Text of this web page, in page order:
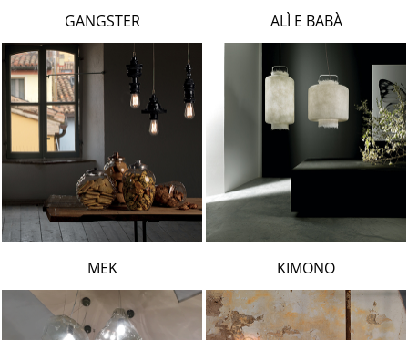
PORSCHE
CATELLANI & SMITH
VIABIZZUNO
ALÌ E BABÀ
GANGSTER
KIMONO
MEK